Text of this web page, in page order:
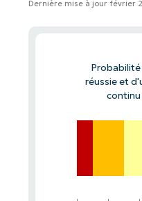
Dernière mise à jour février
réussie et
continu